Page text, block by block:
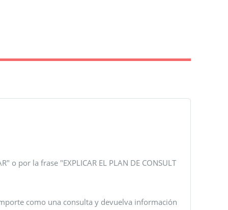
o por la frase "EXPLICAR EL PLAN DE CONSULT
como una consulta y devuelva información